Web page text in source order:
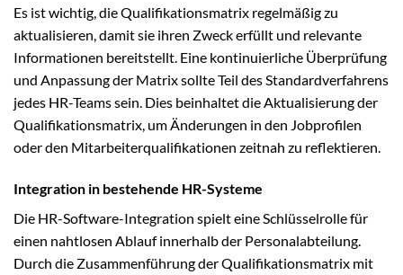
Es ist wichtig, die Qualifikationsmatrix regelmäßig zu
aktualisieren, damit sie ihren Zweck erfüllt und relevante
Informationen bereitstellt. Eine kontinuierliche Überprüfung
und Anpassung der Matrix sollte Teil des Standardverfahrens
jedes HR-Teams sein. Dies beinhaltet die Aktualisierung der
Qualifikationsmatrix, um Änderungen in den Jobprofilen
oder den Mitarbeiterqualifikationen zeitnah zu reflektieren.
Integration in bestehende HR-Systeme
Die HR-Software-Integration spielt eine Schlüsselrolle für
einen nahtlosen Ablauf innerhalb der Personalabteilung.
Durch die Zusammenführung der Qualifikationsmatrix mit